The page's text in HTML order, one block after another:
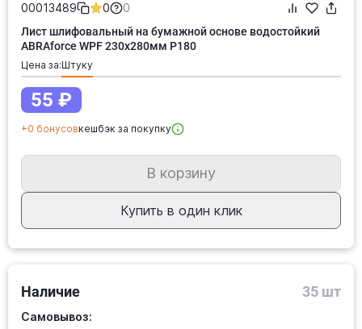
00013489 0 0
Лист шлифовальный на бумажной основе водостойкий
ABRAforce WPF 230x280мм P180
Цена за: штуку
55 ₽
+0 бонусовкешбэк за покупку
В корзину
Купить в один клик
Наличие 35 шт
Самовывоз: